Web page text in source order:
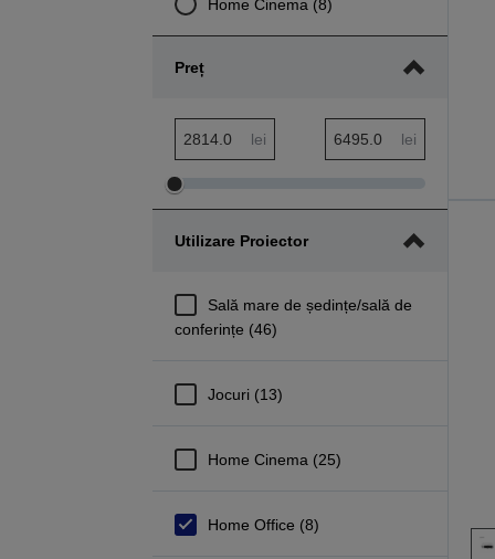
Home Cinema (8)
Preț
lei lei
Ajustare
minim
Ajustare
maxim
Utilizare Proiector
Sală mare de ședințe/sală de
conferințe (46)
Jocuri (13)
Home Cinema (25)
Home Office (8)